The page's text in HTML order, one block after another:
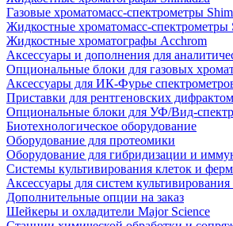
Газовые хроматомасс-спектрометры
Жидкостные хроматомасс-спектрометры
Жидкостные хроматографы Acchrom
Аксессуары и дополнения для
Опциональные блоки для газовых
Аксессуары для ИК-Фурье
Приставки для рентгеновских
Опциональные блоки для УФ/Вид-
Биотехнологическое оборудование
Оборудование для протеомики
Оборудование для гибридизации и
Системы культивирования клеток и
Аксессуары для систем
Дополнительные опции на заказ
Шейкеры и охладители Major Science